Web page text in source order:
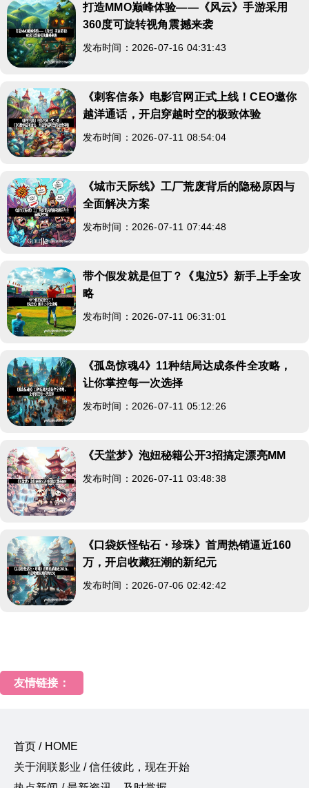
打造MMO巅峰体验——《风云》手游采用
360度可旋转视角震撼来袭
发布时间：2026-07-16 04:31:43
《刺客信条》电影官网正式上线！CEO邀你
越洋通话，开启穿越时空的极致体验
发布时间：2026-07-11 08:54:04
《城市天际线》工厂荒废背后的隐秘原因与
全面解决方案
发布时间：2026-07-11 07:44:48
带个假发就是但丁？《鬼泣5》新手上手全攻
略
发布时间：2026-07-11 06:31:01
《孤岛惊魂4》11种结局达成条件全攻略，
让你掌控每一次选择
发布时间：2026-07-11 05:12:26
《天堂梦》泡妞秘籍公开3招搞定漂亮MM
发布时间：2026-07-11 03:48:38
《口袋妖怪钻石・珍珠》首周热销逼近160
万，开启收藏狂潮的新纪元
发布时间：2026-07-06 02:42:42
友情链接：
首页 / HOME
关于润联影业 / 信任彼此，现在开始